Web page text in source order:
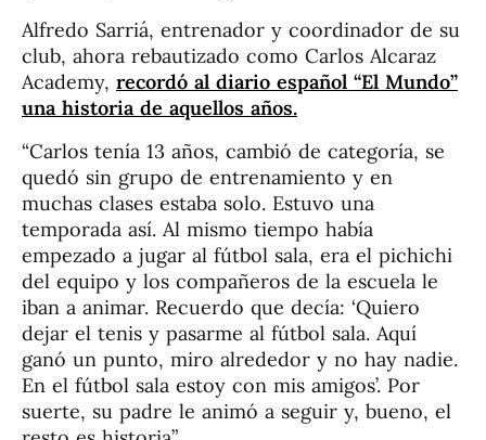
Alfredo Sarriá, entrenador y coordinador de su
club, ahora rebautizado como Carlos Alcaraz
Academy, recordó al diario español “El Mundo”
una historia de aquellos años.
“Carlos tenía 13 años, cambió de categoría, se
quedó sin grupo de entrenamiento y en
muchas clases estaba solo. Estuvo una
temporada así. Al mismo tiempo había
empezado a jugar al fútbol sala, era el pichichi
del equipo y los compañeros de la escuela le
iban a animar. Recuerdo que decía: ‘Quiero
dejar el tenis y pasarme al fútbol sala. Aquí
ganó un punto, miro alrededor y no hay nadie.
En el fútbol sala estoy con mis amigos’. Por
suerte, su padre le animó a seguir y, bueno, el